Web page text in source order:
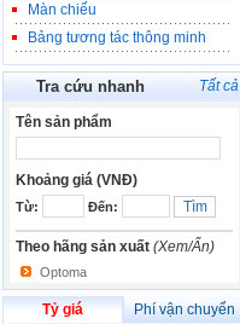
Màn chiếu
Bảng tương tác thông minh
Tra cứu nhanh Tất cả
Tên sản phẩm
Khoảng giá (VNĐ)
Từ: Đến:
Theo hãng sản xuất (Xem/Ẩn)
Optoma
Tỷ giá Phí vận chuyển